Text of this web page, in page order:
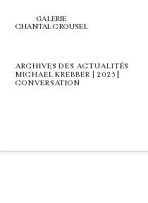
GALERIE
CHANTAL CROUSEL
ARCHIVES DES ACTUALITÉS
MICHAEL KREBBER | 2023 |
CONVERSATION